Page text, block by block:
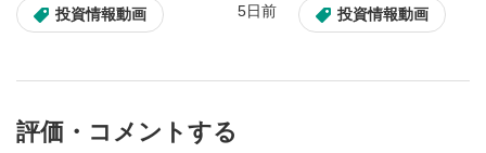
8
全画面表示
投資情報動画 5日前 投資情報動画
評価・コメントする